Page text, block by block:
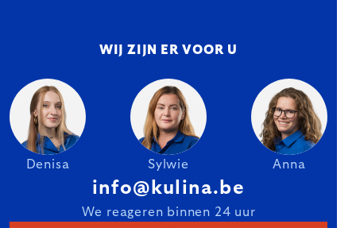
WIJ ZIJN ER VOOR U
Denisa Sylwie Anna
info@kulina.be
We reageren binnen 24 uur